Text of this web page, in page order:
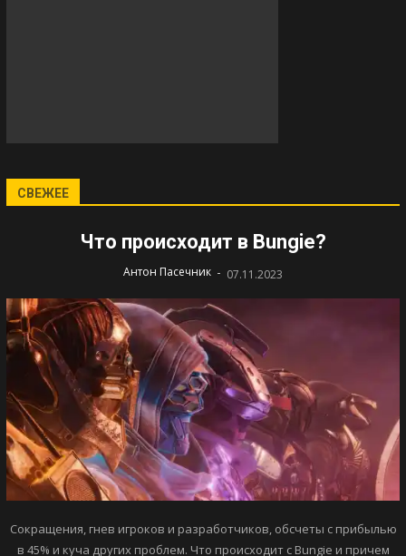
СВЕЖЕЕ
Что происходит в Bungie?
Антон Пасечник - 07.11.2023
Сокращения, гнев игроков и разработчиков, обсчеты с прибылью
в 45% и куча других проблем. Что происходит с Bungie и причем